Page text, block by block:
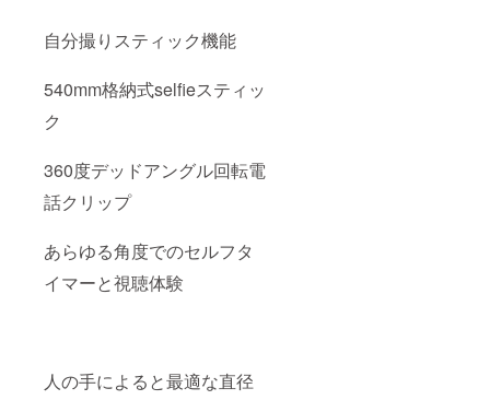
自分撮りスティック機能
540mm格納式selfieスティッ
ク
360度デッドアングル回転電
話クリップ
あらゆる角度でのセルフタ
イマーと視聴体験
人の手によると最適な直径